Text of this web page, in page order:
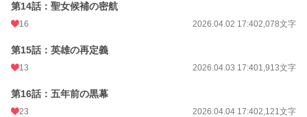
第14話：聖女候補の密航
16 2026.04.02 17:402,078文字
第15話：英雄の再定義
13 2026.04.03 17:401,913文字
第16話：五年前の黒幕
23 2026.04.04 17:402,121文字